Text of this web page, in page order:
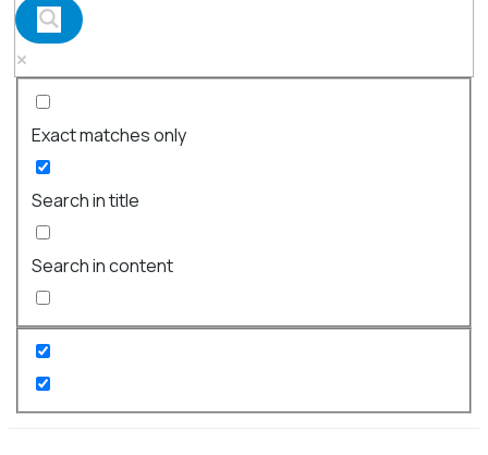
Exact matches only
Search in title
Search in content